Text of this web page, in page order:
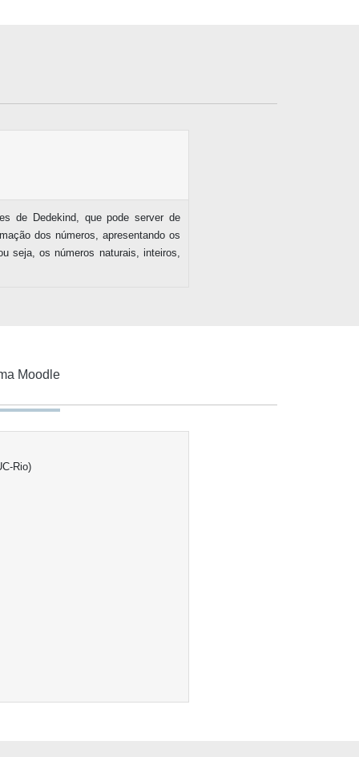
de Dedekind, que pode server de
dos números, apresentando os
seja, os números naturais, inteiros,
Moodle
Rio)